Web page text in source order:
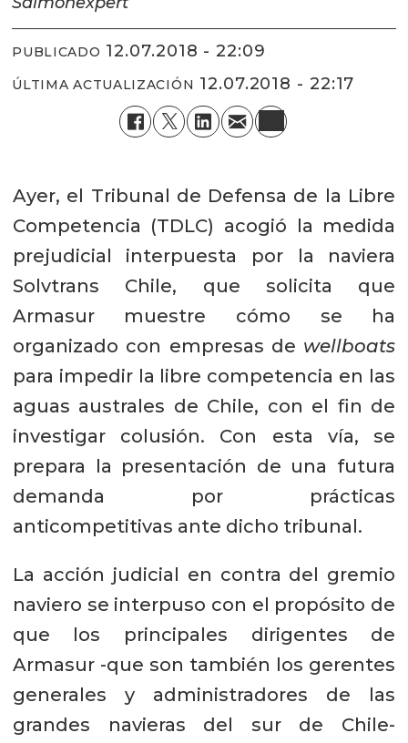
PUBLICADO 12.07.2018 - 22:09
ÚLTIMA ACTUALIZACIÓN 12.07.2018 - 22:17
Ayer, el Tribunal de Defensa de la Libre
Competencia (TDLC) acogió la medida
prejudicial interpuesta por la naviera
Solvtrans Chile, que solicita que
Armasur muestre cómo se ha
organizado con empresas de wellboats
para impedir la libre competencia en las
aguas australes de Chile, con el fin de
investigar colusión. Con esta vía, se
prepara la presentación de una futura
demanda por prácticas
anticompetitivas ante dicho tribunal.
La acción judicial en contra del gremio
naviero se interpuso con el propósito de
que los principales dirigentes de
Armasur -que son también los gerentes
generales y administradores de las
grandes navieras del sur de Chile-